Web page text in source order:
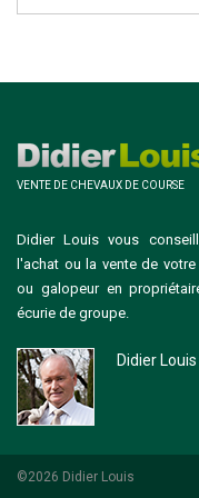
VENTE DE CHEVAUX DE COURSE
Didier Louis vous
l'achat ou la vente de
ou galopeur en
écurie de groupe.
Didier Louis
©2026 Didier Louis